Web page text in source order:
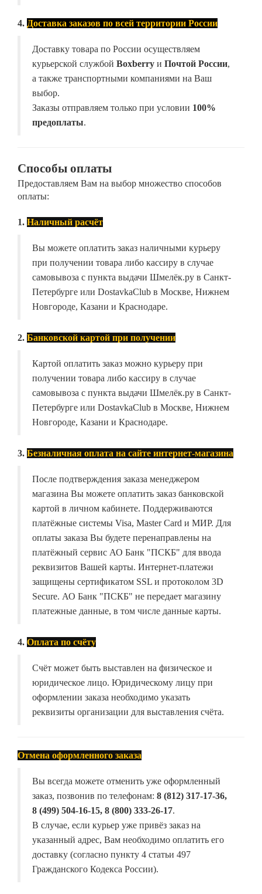
4. Доставка заказов по всей территории России
Доставку товара по России осуществляем
курьерской службой Boxberry и Почтой России,
а также транспортными компаниями на Ваш
выбор.
Заказы отправляем только при условии 100%
предоплаты.
Способы оплаты
Предоставляем Вам на выбор множество способов
оплаты:
1. Наличный расчёт
Вы можете оплатить заказ наличными курьеру
при получении товара либо кассиру в случае
самовывоза с пункта выдачи Шмелёк.ру в Санкт-
Петербурге или DostavkaClub в Москве, Нижнем
Новгороде, Казани и Краснодаре.
2. Банковской картой при получении
Картой оплатить заказ можно курьеру при
получении товара либо кассиру в случае
самовывоза с пункта выдачи Шмелёк.ру в Санкт-
Петербурге или DostavkaClub в Москве, Нижнем
Новгороде, Казани и Краснодаре.
3. Безналичная оплата на сайте интернет-магазина
После подтверждения заказа менеджером
магазина Вы можете оплатить заказ банковской
картой в личном кабинете. Поддерживаются
платёжные системы Visa, Master Card и МИР. Для
оплаты заказа Вы будете перенаправлены на
платёжный сервис АО Банк "ПСКБ" для ввода
реквизитов Вашей карты. Интернет-платежи
защищены сертификатом SSL и протоколом 3D
Secure. АО Банк "ПСКБ" не передает магазину
платежные данные, в том числе данные карты.
4. Оплата по счёту
Счёт может быть выставлен на физическое и
юридическое лицо. Юридическому лицу при
оформлении заказа необходимо указать
реквизиты организации для выставления счёта.
Отмена оформленного заказа
Вы всегда можете отменить уже оформленный
заказ, позвонив по телефонам: 8 (812) 317-17-36,
8 (499) 504-16-15, 8 (800) 333-26-17.
В случае, если курьер уже привёз заказ на
указанный адрес, Вам необходимо оплатить его
доставку (согласно пункту 4 статьи 497
Гражданского Кодекса России).